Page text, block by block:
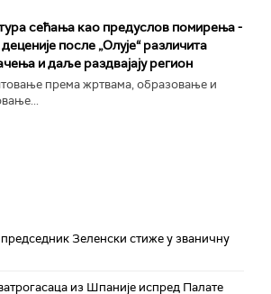
сећања као предуслов помирења ­-
после „Олује“ различита
и даље раздвајају регион
према жртвама, образовање и
Зеленски стиже у званичну
из Шпаније испред Палате